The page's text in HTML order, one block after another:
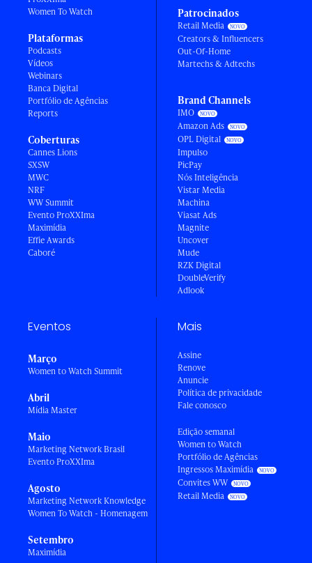
Women To Watch
Plataformas
Podcasts
Vídeos
Webinars
Banca Digital
Portfólio de Agências
Reports
Coberturas
Cannes Lions
SXSW
MWC
NRF
WW Summit
Evento ProXXIma
Maximídia
Effie Awards
Caboré
Patrocinados
Retail Media
Creators & Influencers
Out-Of-Home
Martechs & Adtechs
Brand Channels
IMO
Amazon Ads
OPL Digital
Impulso
PicPay
Nós Inteligência
Vistar Media
Machina
Viasat Ads
Magnite
Uncover
Mude
RZK Digital
DoubleVerify
Adlook
Eventos
Março
Women to Watch Summit
Abril
Mídia Master
Maio
Marketing Network Brasil
Evento ProXXIma
Agosto
Marketing Network Knowledge
Women To Watch - Homenagem
Setembro
Maximídia
Mais
Assine
Renove
Anuncie
Política de privacidade
Fale conosco
Edição semanal
Women to Watch
Portfólio de Agências
Ingressos Maximídia
Convites WW
Retail Media